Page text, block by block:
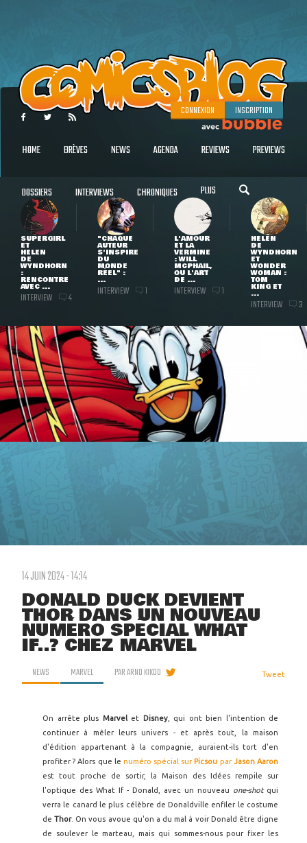
CONNEXION INSCRIPTION
HOME BRÈVES NEWS AGENDA REVIEWS PREVIEWS
DOSSIERS INTERVIEWS CHRONIQUES PLUS
SUPERGIRL
ET
HELEN
DE
WYNDHORN
:
RENCONTRE
AVEC ...
INTERVIEW 4
"CHAQUE
AUTEUR
S'INSPIRE
DU
MONDE
RÉEL" :
...
INTERVIEW 1
L'AMOUR
ET LA
VERMINE
: WILL
MCPHAIL,
OU L'ART
DE ...
INTERVIEW 1
HELEN
DE
WYNDHORN
ET
WONDER
WOMAN :
TOM
KING ET
...
INTERVIEW 3
14 JUIN 2024 - 14:14
DONALD DUCK DEVIENT
THOR DANS UN NOUVEAU
NUMÉRO SPÉCIAL WHAT
IF..? CHEZ MARVEL
NEWS MARVEL PARARNO KIKOO Tweet
On arrête plus Marvel et Disney, qui ont bien l'intention de
continuer à mêler leurs univers - et après tout, la maison
d'édition appartenant à la compagnie, auraient-ils tort d'en
profiter ? Alors que le numéro spécial surPicsou parJason Aaron
est tout proche de sortir, la Maison des Idées rempile sur
l'optique des What If - Donald, avec un nouveau one-shot qui
verra le canard le plus célèbre de Donaldville enfiler le costume
deThor. On vous avoue qu'on a du mal à voir Donald être digne
de soulever le marteau, mais qui sommes-nous pour fixer les